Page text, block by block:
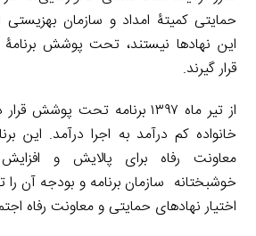
حمایتی کمیتۀ امداد و سازمان
این نهادها نیستند، تحت پوشش
قرار گیرند.
خانواده کم درآمد به اجرا درآمد. این
معاونت رفاه برای پالایش و
خوشبختانه سازمان برنامه و بودجه آن را
اختیار نهادهای حمایتی و معاونت رفاه